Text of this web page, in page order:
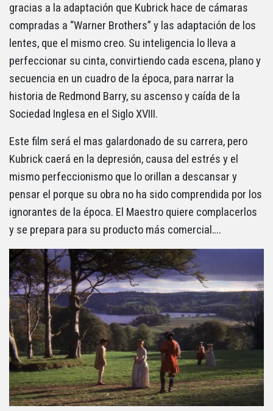
gracias a la adaptación que Kubrick hace de cámaras
compradas a “Warner Brothers” y las adaptación de los
lentes, que el mismo creo. Su inteligencia lo lleva a
perfeccionar su cinta, convirtiendo cada escena, plano y
secuencia en un cuadro de la época, para narrar la
historia de Redmond Barry, su ascenso y caída de la
Sociedad Inglesa en el Siglo XVIII.
Este film será el mas galardonado de su carrera, pero
Kubrick caerá en la depresión, causa del estrés y el
mismo perfeccionismo que lo orillan a descansar y
pensar el porque su obra no ha sido comprendida por los
ignorantes de la época. El Maestro quiere complacerlos
y se prepara para su producto más comercial….